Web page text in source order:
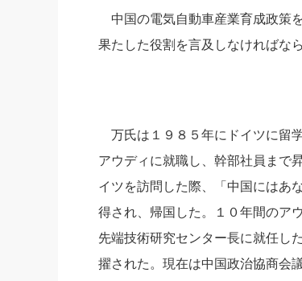
中国の電気自動車産業育成政策
果たした役割を言及しなければなら
万氏は１９８５年にドイツに留
アウディに就職し、幹部社員まで
イツを訪問した際、「中国にはあ
得され、帰国した。１０年間のア
先端技術研究センター長に就任し
擢された。現在は中国政治協商会